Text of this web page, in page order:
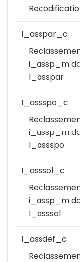
I_asspar_c
i_assp_m
I_asspar
I_assspo_c
i_assp_m
I_assspo
I_asssol_c
i_assp_m
I_asssol
I_assdef_c